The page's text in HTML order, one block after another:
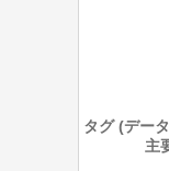
タグ (デー
主